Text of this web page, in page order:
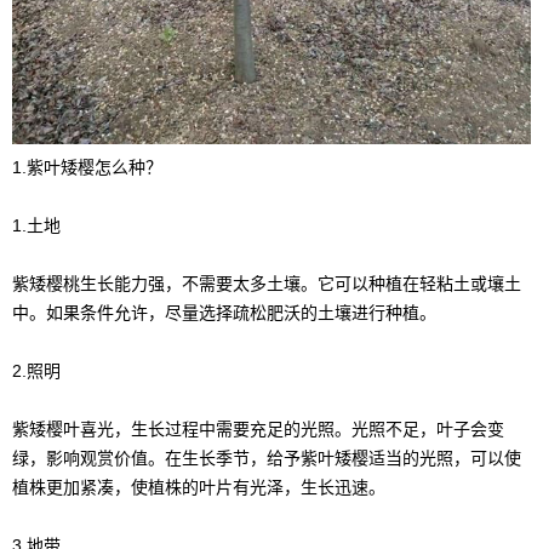
1.紫叶矮樱怎么种？
1.土地
紫矮樱桃生长能力强，不需要太多土壤。它可以种植在轻粘土或壤土
中。如果条件允许，尽量选择疏松肥沃的土壤进行种植。
2.照明
紫矮樱叶喜光，生长过程中需要充足的光照。光照不足，叶子会变
绿，影响观赏价值。在生长季节，给予紫叶矮樱适当的光照，可以使
植株更加紧凑，使植株的叶片有光泽，生长迅速。
3.地带